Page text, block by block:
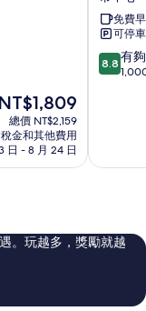
現
NT$1,809
總價 NT$2,159
金和其他費用
日 - 8 月 24 日
道
夫
希
爾
頓
飯
心
免費
可停車
8.8
分，
夠
評
論
8.8 有
。玩越多，獎勵就越